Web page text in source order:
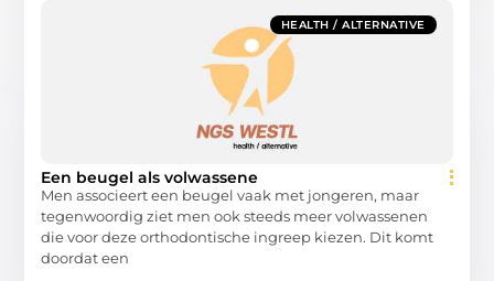
HEALTH / ALTERNATIVE
Een beugel als volwassene
Men associeert een beugel vaak met jongeren, maar
tegenwoordig ziet men ook steeds meer volwassenen
die voor deze orthodontische ingreep kiezen. Dit komt
doordat een